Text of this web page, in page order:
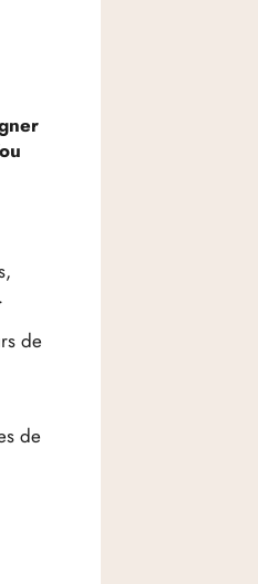
de
de